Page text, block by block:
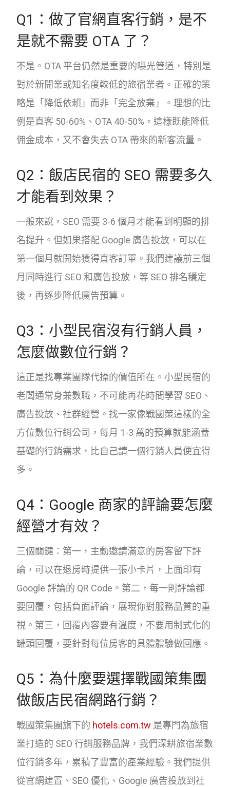
Q1：做了官網直客行銷，是不
是就不需要 OTA 了？
不是。OTA 平台仍然是重要的曝光管道，特別是
對於新開業或知名度較低的旅宿業者。正確的策
略是「降低依賴」而非「完全放棄」。理想的比
例是直客 50-60%、OTA 40-50%，這樣既能降低
佣金成本，又不會失去 OTA 帶來的新客流量。
Q2：飯店民宿的 SEO 需要多久
才能看到效果？
一般來說，SEO 需要 3-6 個月才能看到明顯的排
名提升。但如果搭配 Google 廣告投放，可以在
第一個月就開始獲得直客訂單。我們建議前三個
月同時進行 SEO 和廣告投放，等 SEO 排名穩定
後，再逐步降低廣告預算。
Q3：小型民宿沒有行銷人員，
怎麼做數位行銷？
這正是找專業團隊代操的價值所在。小型民宿的
老闆通常身兼數職，不可能再花時間學習 SEO、
廣告投放、社群經營。找一家像戰國策這樣的全
方位數位行銷公司，每月 1-3 萬的預算就能涵蓋
基礎的行銷需求，比自己請一個行銷人員便宜得
多。
Q4：Google 商家的評論要怎麼
經營才有效？
三個關鍵：第一，主動邀請滿意的房客留下評
論，可以在退房時提供一張小卡片，上面印有
Google 評論的 QR Code。第二，每一則評論都
要回覆，包括負面評論，展現你對服務品質的重
視。第三，回覆內容要有溫度，不要用制式化的
罐頭回覆，要針對每位房客的具體體驗做回應。
Q5：為什麼要選擇戰國策集團
做飯店民宿網路行銷？
戰國策集團旗下的 hotels.com.tw 是專門為旅宿
業打造的 SEO 行銷服務品牌，我們深耕旅宿業數
位行銷多年，累積了豐富的產業經驗。我們提供
從官網建置、SEO 優化、Google 廣告投放到社